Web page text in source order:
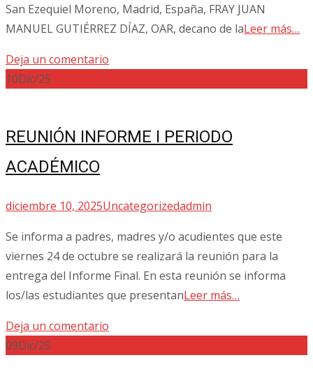
San Ezequiel Moreno, Madrid, España, FRAY JUAN
MANUEL GUTIÉRREZ DÍAZ, OAR, decano de laLeer más…
Deja un comentario
10Dic/25
REUNIÓN INFORME I PERIODO
ACADÉMICO
diciembre 10, 2025Uncategorizedadmin
Se informa a padres, madres y/o acudientes que este
viernes 24 de octubre se realizará la reunión para la
entrega del Informe Final. En esta reunión se informa
los/las estudiantes que presentanLeer más…
Deja un comentario
09Dic/25